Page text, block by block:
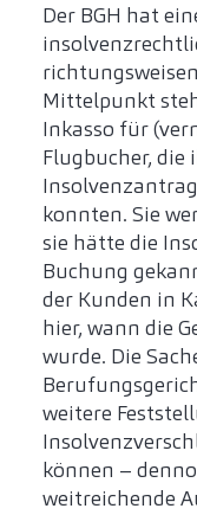
Der BGH hat
Mittelpunkt
Inkasso für
Flugbucher, die
konnten. Sie
sie hätte die
Buchung
der Kunden in
hier, wann die
wurde. Die
weitere
können –
weitreichende